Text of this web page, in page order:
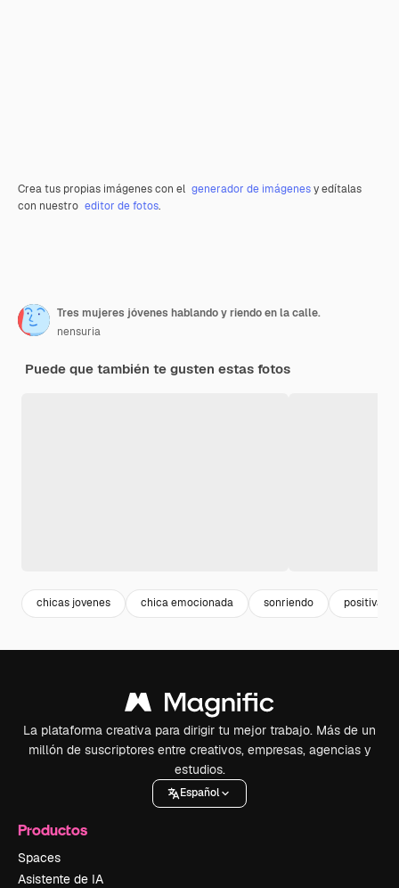
Crea tus propias imágenes con el generador de imágenesy edítalas
con nuestro editor de fotos.
Tres mujeres jóvenes hablando y riendo en la calle.
nensuria
Puede que también te gusten estas fotos
chicas jovenes chica emocionada sonriendo positiva
La plataforma creativa para dirigir tu mejor trabajo. Más de un
millón de suscriptores entre creativos, empresas, agencias y
estudios.
Español
Productos
Spaces
Asistente de IA